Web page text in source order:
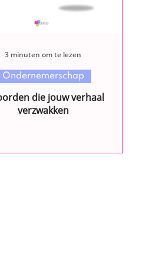
die jouw verhaal
verzwakken
Ondernemerschap
3 minuten om te lezen